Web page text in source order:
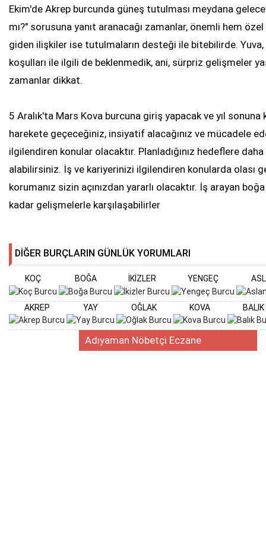
Ekim'de Akrep burcunda güneş tutulması meydana
mı?" sorusuna yanıt aranacağı zamanlar, önemli hem
giden ilişkiler ise tutulmaların desteği ile bitebilirde.
koşulları ile ilgili de beklenmedik, ani, sürpriz gelişmeler
zamanlar dikkat.
5 Aralık'ta Mars Kova burcuna giriş yapacak ve yıl
harekete geçeceğiniz, insiyatif alacağınız ve mücadele
ilgilendiren konular olacaktır. Planladığınız hedeflere
alabilirsiniz. İş ve kariyerinizi ilgilendiren konularda olası
korumanız sizin açınızdan yararlı olacaktır. İş arayan
kadar gelişmelerle karşılaşabilirler
DİĞER BURÇLARIN GÜNLÜK YORUMLARI
KOÇ BOĞA İKİZLER YENGEÇ
AKREP YAY OĞLAK KOVA BALIK
Adıyaman Nöbetçi Eczane